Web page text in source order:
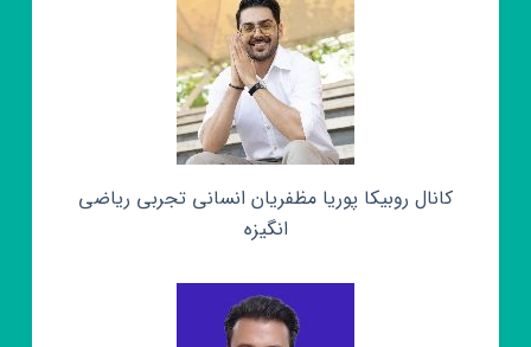
کانال روبیکا پوریا مظفریان انسانی تجربی ریاضی
انگیزه